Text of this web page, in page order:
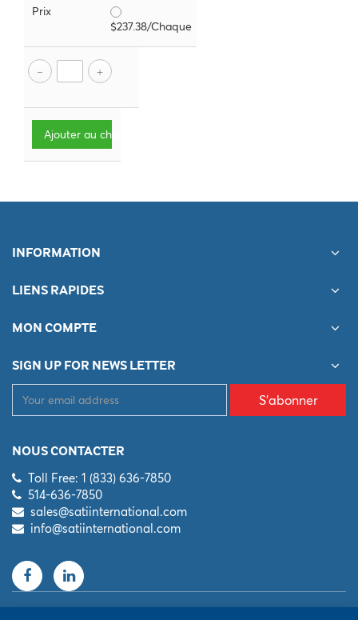
Prix
$237.38/Chaque
Ajouter au chariot
INFORMATION
LIENS RAPIDES
MON COMPTE
SIGN UP FOR NEWS LETTER
S'abonner
NOUS CONTACTER
Toll Free: 1 (833) 636-7850
514-636-7850
sales@satiinternational.com
info@satiinternational.com